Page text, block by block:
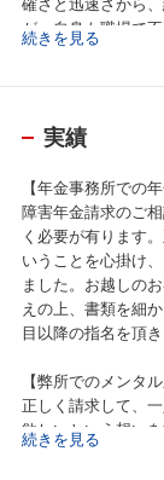
が、自身も職場で
神疾患に陥り、退
様には簡単な言葉
ンタル系障害年金
い。親切にしても
る。また、障害年
ートをはじめ、迅
く等実績が多く、
続きを見る
実績
【年金事務所での年
障害年金請求のご
く必要が有ります
いうことを心掛け
ました。お越しの
えの上、書類を細
目以降の指名を頂
【弊所でのメンタ
正しく請求して、
欲しいという想い
出。決定まで原則3
続きを見る